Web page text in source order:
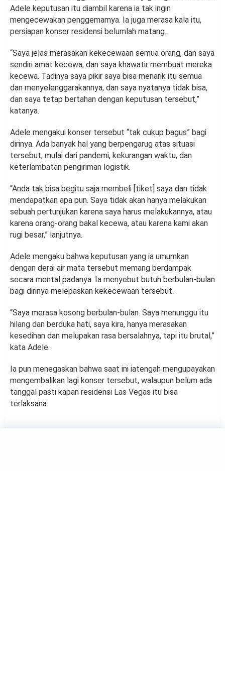
Adele keputusan itu diambil karena ia tak ingin
mengecewakan penggemarnya. Ia juga merasa kala itu,
persiapan konser residensi belumlah matang.
“Saya jelas merasakan kekecewaan semua orang, dan saya
sendiri amat kecewa, dan saya khawatir membuat mereka
kecewa. Tadinya saya pikir saya bisa menarik itu semua
dan menyelenggarakannya, dan saya nyatanya tidak bisa,
dan saya tetap bertahan dengan keputusan tersebut,”
katanya.
Adele mengakui konser tersebut “tak cukup bagus” bagi
dirinya. Ada banyak hal yang berpengarug atas situasi
tersebut, mulai dari pandemi, kekurangan waktu, dan
keterlambatan pengiriman logistik.
“Anda tak bisa begitu saja membeli [tiket] saya dan tidak
mendapatkan apa pun. Saya tidak akan hanya melakukan
sebuah pertunjukan karena saya harus melakukannya, atau
karena orang-orang bakal kecewa, atau karena kami akan
rugi besar,” lanjutnya.
Adele mengaku bahwa keputusan yang ia umumkan
dengan derai air mata tersebut memang berdampak
secara mental padanya. Ia menyebut butuh berbulan-bulan
bagi dirinya melepaskan kekecewaan tersebut.
“Saya merasa kosong berbulan-bulan. Saya menunggu itu
hilang dan berduka hati, saya kira, hanya merasakan
kesedihan dan melupakan rasa bersalahnya, tapi itu brutal,”
kata Adele.
Ia pun menegaskan bahwa saat ini iatengah mengupayakan
mengembalikan lagi konser tersebut, walaupun belum ada
tanggal pasti kapan residensi Las Vegas itu bisa
terlaksana.